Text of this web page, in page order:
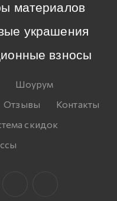
материалов
украшения
взносы
Шоурум
Отзывы
Контакты
скидок